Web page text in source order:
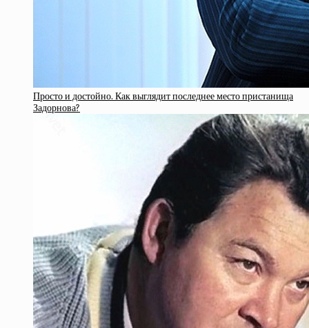
Просто и достойно. Как выглядит последнее место пристанища
Задорнова?